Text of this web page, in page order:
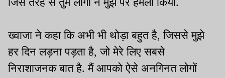
ख्वाजा ने कहा कि अभी भी थोड़ा बहुत है, जिससे मुझे
हर दिन लड़ना पड़ता है, जो मेरे लिए सबसे
निराशाजनक बात है. मैं आपको ऐसे अनगिनत लोगों